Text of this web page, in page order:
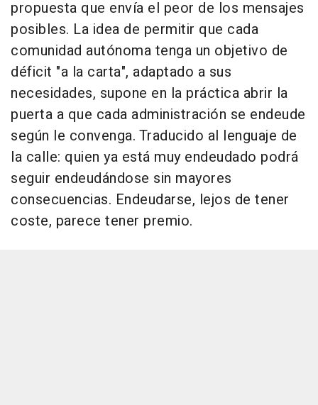
propuesta que envía el peor de los mensajes
posibles. La idea de permitir que cada
comunidad autónoma tenga un objetivo de
déficit "a la carta", adaptado a sus
necesidades, supone en la práctica abrir la
puerta a que cada administración se endeude
según le convenga. Traducido al lenguaje de
la calle: quien ya está muy endeudado podrá
seguir endeudándose sin mayores
consecuencias. Endeudarse, lejos de tener
coste, parece tener premio.